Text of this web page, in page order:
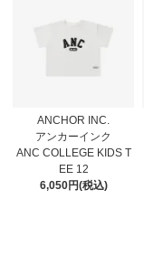
ANCHOR INC.
アンカーインク
ANC COLLEGE KIDS T
EE 12
6,050円(税込)